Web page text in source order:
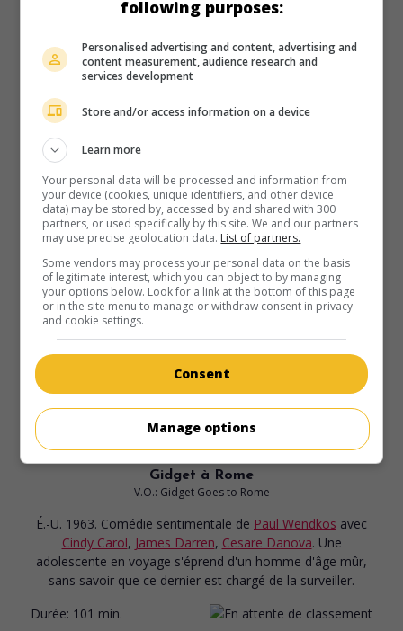
É.-U. 1964. Comédie musicalede George Sidney
,Ann-Margret,Cesare Danova. Un jeune homme
cherche à se procurer l'argent qui lui permettra de s'inscrire
dans une course d'automobiles.
Durée:
86 min.
Gidget à Rome
V.O.: Gidget Goes to Rome
É.-U. 1963. Comédie sentimentale de Paul Wendkos avec
Cindy Carol, James Darren, Cesare Danova. Une
adolescente en voyage s'éprend d'un homme d'âge mûr,
sans savoir que ce dernier est chargé de la surveiller.
Durée: 101 min.
following purposes:
Personalised advertising and content, advertising and
content measurement, audience research and
services development
Store and/or access information on a device
Learn more
Your personal data will be processed and information from
your device (cookies, unique identifiers, and other device
data) may be stored by, accessed by and shared with 300
partners, or used specifically by this site. We and our partners
may use precise geolocation data. List of partners.
Some vendors may process your personal data on the basis
of legitimate interest, which you can object to by managing
your options below. Look for a link at the bottom of this page
or in the site menu to manage or withdraw consent in privacy
and cookie settings.
Consent
Manage options